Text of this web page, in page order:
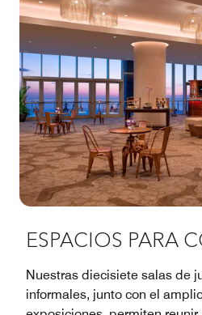
ESPACIOS PARA
Nuestras diecisiete salas de
informales, junto con el